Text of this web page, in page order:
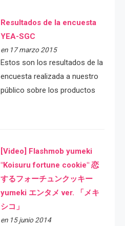
Resultados de la encuesta
YEA-SGC
en 17 marzo 2015
Estos son los resultados de la
encuesta realizada a nuestro
público sobre los productos
[Video] Flashmob yumeki
"Koisuru fortune cookie" 恋
するフォーチュンクッキー
yumeki エンタメ ver. 「メキ
シコ」
en 15 junio 2014